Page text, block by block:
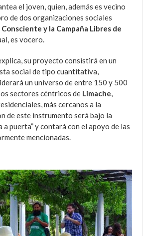
el joven, quien, además es vecino
de dos organizaciones sociales
y la Campaña Libres de
es vocero.
su proyecto consistirá en un
social de tipo cuantitativa,
un universo de entre 150 y 500
sectores céntricos de Limache,
más cercanos a la
de este instrumento será bajo la
a puerta” y contará con el apoyo de las
mencionadas.